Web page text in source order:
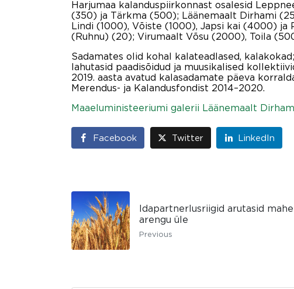
Harjumaa kalanduspiirkonnast osalesid
(350) ja Tärkma (500); Läänemaalt Dirhami
Lindi (1000), Võiste (1000), Japsi kai (4000) ja
(Ruhnu) (20); Virumaalt Võsu (2000), Toila
Sadamates olid kohal kalateadlased,
lahutasid paadisõidud ja muusikalised
2019. aasta avatud kalasadamate päeva
Merendus- ja Kalandusfondist 2014–2020.
Maaeluministeeriumi galerii Läänemaalt
Facebook Twitter LinkedIn
Idapartnerlusriigid arutasid
arengu üle
Previous